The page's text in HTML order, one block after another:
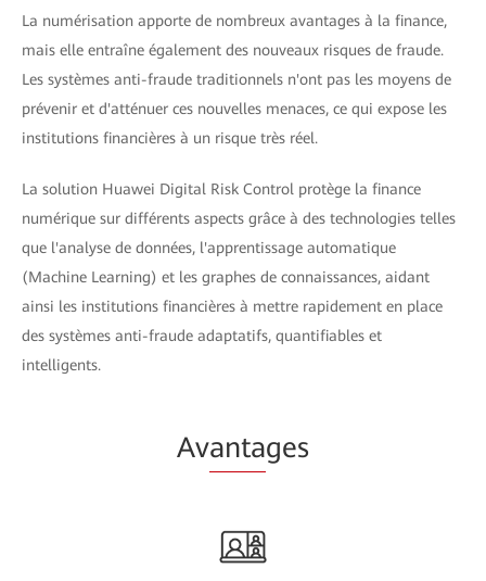
La numérisation apporte de nombreux avantages à la finance,
mais elle entraîne également des nouveaux risques de fraude.
Les systèmes anti-fraude traditionnels n'ont pas les moyens de
prévenir et d'atténuer ces nouvelles menaces, ce qui expose les
institutions financières à un risque très réel.
La solution Huawei Digital Risk Control protège la finance
numérique sur différents aspects grâce à des technologies telles
que l'analyse de données, l'apprentissage automatique
(Machine Learning) et les graphes de connaissances, aidant
ainsi les institutions financières à mettre rapidement en place
des systèmes anti-fraude adaptatifs, quantifiables et
intelligents.
Avantages